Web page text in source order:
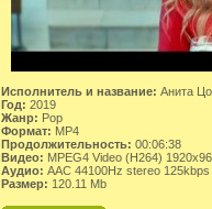
Исполнитель и название: Анита
Год: 2019
Жанр: Pop
Формат: MP4
Продолжительность: 00:06:38
Видео: MPEG4 Video (H264)
Аудио: AAC 44100Hz stereo 125kbps
Размер: 120.11 Mb